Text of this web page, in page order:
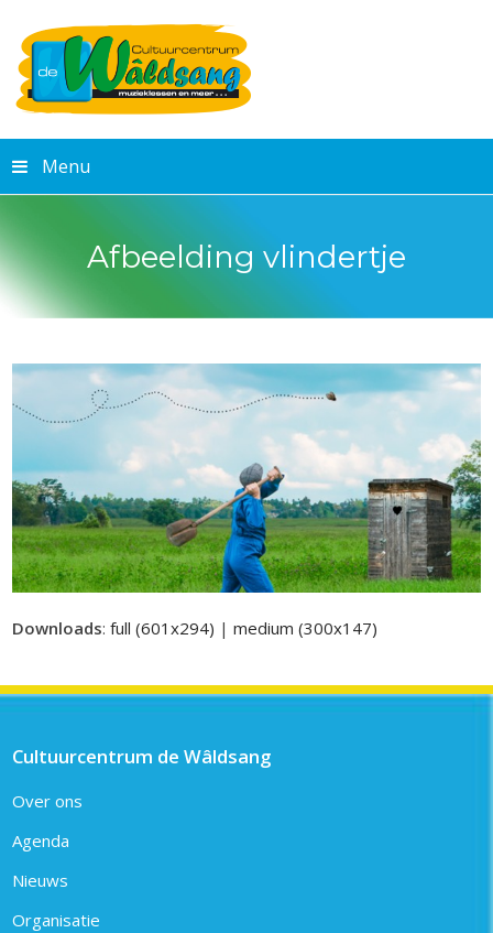
Menu
Afbeelding vlindertje
Downloads:full (601x294) |medium (300x147)
Cultuurcentrum de Wâldsang
Over ons
Agenda
Nieuws
Organisatie